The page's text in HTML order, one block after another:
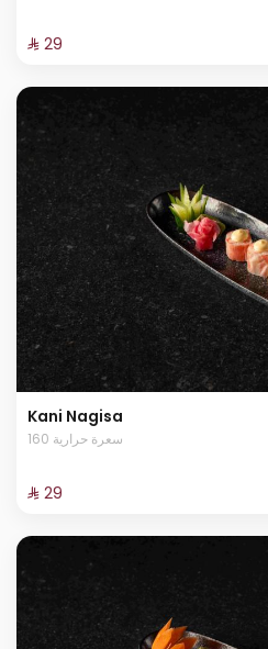
⁨⁦‪‬ 29⁩
Kani Nagisa
160 سعرة حرارية
⁨⁦‪‬ 29⁩